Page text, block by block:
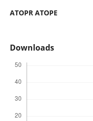
ATOPR ATOPE
Downloads